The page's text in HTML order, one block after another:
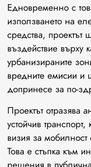
Едновременно с
използването на
средства,
въздействие върху
урбанизираните
вредните емисии и
допринесе за по-
Проектът отразява
устойчив
визия за
Това е стъпка към